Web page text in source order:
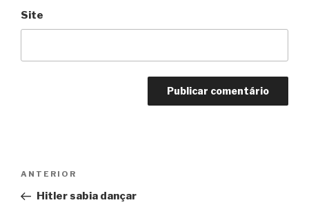
Site
Post
Anterior
ANTERIOR
Hitler sabia dançar